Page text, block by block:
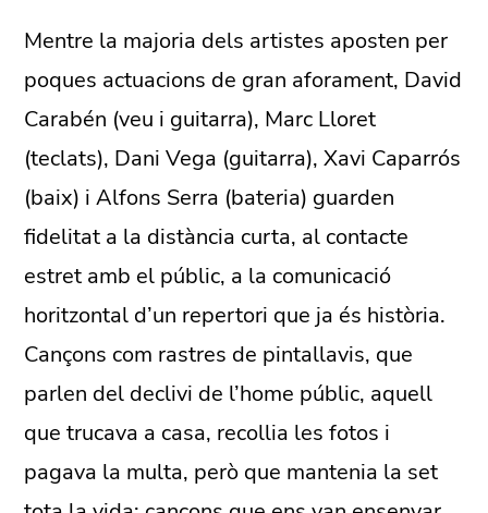
Mentre la majoria dels artistes aposten per
poques actuacions de gran aforament, David
Carabén (veu i guitarra), Marc Lloret
(teclats), Dani Vega (guitarra), Xavi Caparrós
(baix) i Alfons Serra (bateria) guarden
fidelitat a la distància curta, al contacte
estret amb el públic, a la comunicació
horitzontal d’un repertori que ja és història.
Cançons com rastres de pintallavis, que
parlen del declivi de l’home públic, aquell
que trucava a casa, recollia les fotos i
pagava la multa, però que mantenia la set